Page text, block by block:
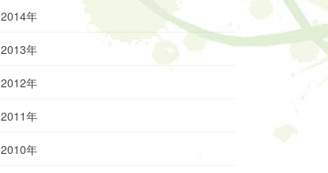
2014年
2013年
2012年
2011年
2010年